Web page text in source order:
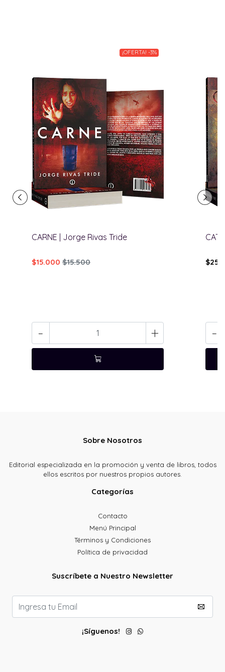
¡OFERTA! -3%
CARNE | Jorge Rivas Tride
$15.000 $15.500
- + -
Sobre Nosotros
Editorial especializada en la promoción y venta de libros, todos
ellos escritos por nuestros propios autores.
Categorías
Contacto
Menú Principal
Términos y Condiciones
Política de privacidad
Suscríbete a Nuestro Newsletter
¡Síguenos!